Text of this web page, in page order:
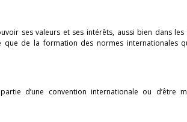
ses valeurs et ses intérêts, aussi bien dans
de la formation des normes internationales
d’une convention internationale ou d’être